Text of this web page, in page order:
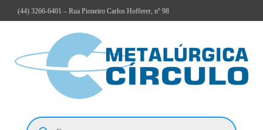
(44) 3266-6401 – Rua Pioneiro Carlos Hofferer, nº 98